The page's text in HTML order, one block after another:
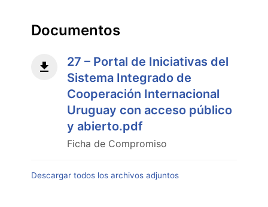
Documentos
27 – Portal de Iniciativas del
Sistema Integrado de
Cooperación Internacional
Uruguay con acceso público
y abierto.pdf
Ficha de Compromiso
Descargar todos los archivos adjuntos